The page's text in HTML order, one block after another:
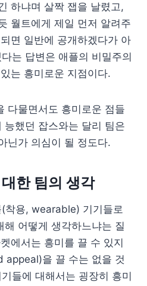
하냐며 살짝 잽을 날렸고,
월트에게 제일 먼저 알려주
면 일반에 공개하겠다가 아
는 답변은 애플의 비밀주의
는 흥미로운 지점이다.
다물면서도 흥미로운 점들
능했던 잡스와는 달리 팀은
닌가 의심이 될 정도다.
한 팀의 생각
착용, wearable) 기기들로
어떻게 생각하느냐는 질
에서는 흥미를 끌 수 있지
appeal)을 끌 수는 없을 것
들에 대해서는 굉장히 흥미